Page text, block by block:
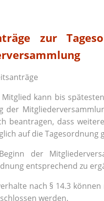
zur
Mitglied kann bis
der
beantragen, dass
auf die Tagesordnung
der
entsprechend zu
nach § 14.3
werden.